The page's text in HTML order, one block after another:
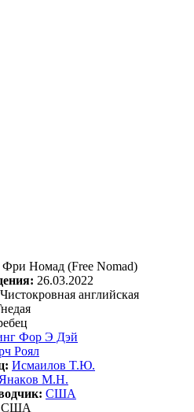
Фpи Hoмад (Free Nomad)
26.03.2022
Чистокровная английская
Фoр Э Дэй
Рoял
Исмаилов T.Ю.
Янакoв М.H.
США
США